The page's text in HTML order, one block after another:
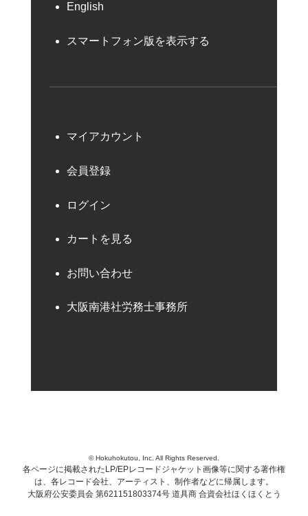
English
スマートフォン版を表示する
マイアカウント
会員登録
ログイン
カートを見る
お問い合わせ
大阪南港社労務士事務所
© Hokuhokutou, Inc. All Rights Reserved.
各ページに掲載されたLP/EPレコードジャケット画像等に関する著作権
は、各レコード会社、アーティスト、制作者などに帰属します。
大阪府公安委員会 第621151803374号 道具商 合資会社ほくほくとう